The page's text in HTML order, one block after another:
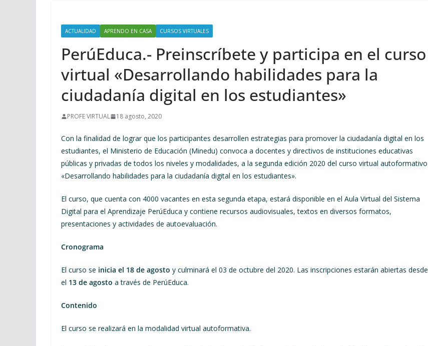
ACTUALIDAD APRENDO EN CASA CURSOS VIRTUALES
PerúEduca.- Preinscríbete y participa en el curso
virtual «Desarrollando habilidades para la
ciudadanía digital en los estudiantes»
PROFE VIRTUAL 18 agosto, 2020
Con la finalidad de lograr que los participantes desarrollen estrategias para promover la ciudadanía digital en los
estudiantes, el Ministerio de Educación (Minedu) convoca a docentes y directivos de instituciones educativas
públicas y privadas de todos los niveles y modalidades, a la segunda edición 2020 del curso virtual autoformativo
«Desarrollando habilidades para la ciudadanía digital en los estudiantes».
El curso, que cuenta con 4000 vacantes en esta segunda etapa, estará disponible en el Aula Virtual del Sistema
Digital para el Aprendizaje PerúEduca y contiene recursos audiovisuales, textos en diversos formatos,
presentaciones y actividades de autoevaluación.
Cronograma
El curso se inicia el 18 de agosto y culminará el 03 de octubre del 2020. Las inscripciones estarán abiertas desde
el 13 de agosto a través de PerúEduca.
Contenido
El curso se realizará en la modalidad virtual autoformativa.